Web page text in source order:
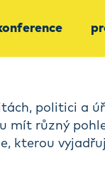
politici a
různý
kterou